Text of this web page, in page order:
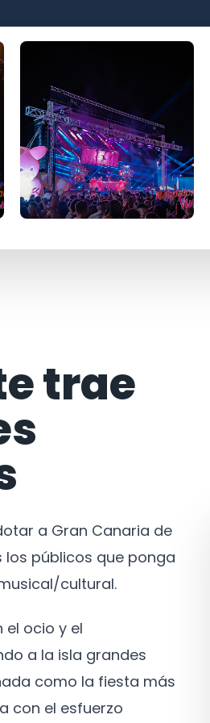
trae
a Gran Canaria de
los públicos que ponga
cultural.
el ocio y el
a la isla grandes
como la fiesta más
con el esfuerzo